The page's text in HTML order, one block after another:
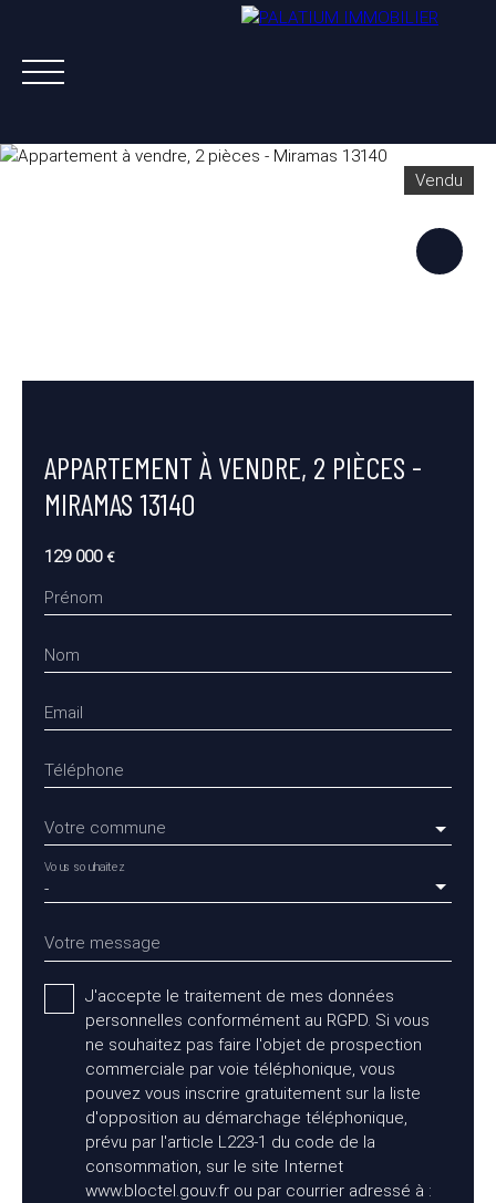
Vendu
APPARTEMENT À VENDRE, 2 PIÈCES -
MIRAMAS 13140
129 000 €
Prénom
Nom
Email
Téléphone
Votre commune
-
Vous souhaitez
Votre message
J'accepte le traitement de mes données
personnelles conformément au RGPD. Si vous
ne souhaitez pas faire l'objet de prospection
commerciale par voie téléphonique, vous
pouvez vous inscrire gratuitement sur la liste
d'opposition au démarchage téléphonique,
prévu par l'article L223-1 du code de la
consommation, sur le site Internet
www.bloctel.gouv.fr ou par courrier adressé à :